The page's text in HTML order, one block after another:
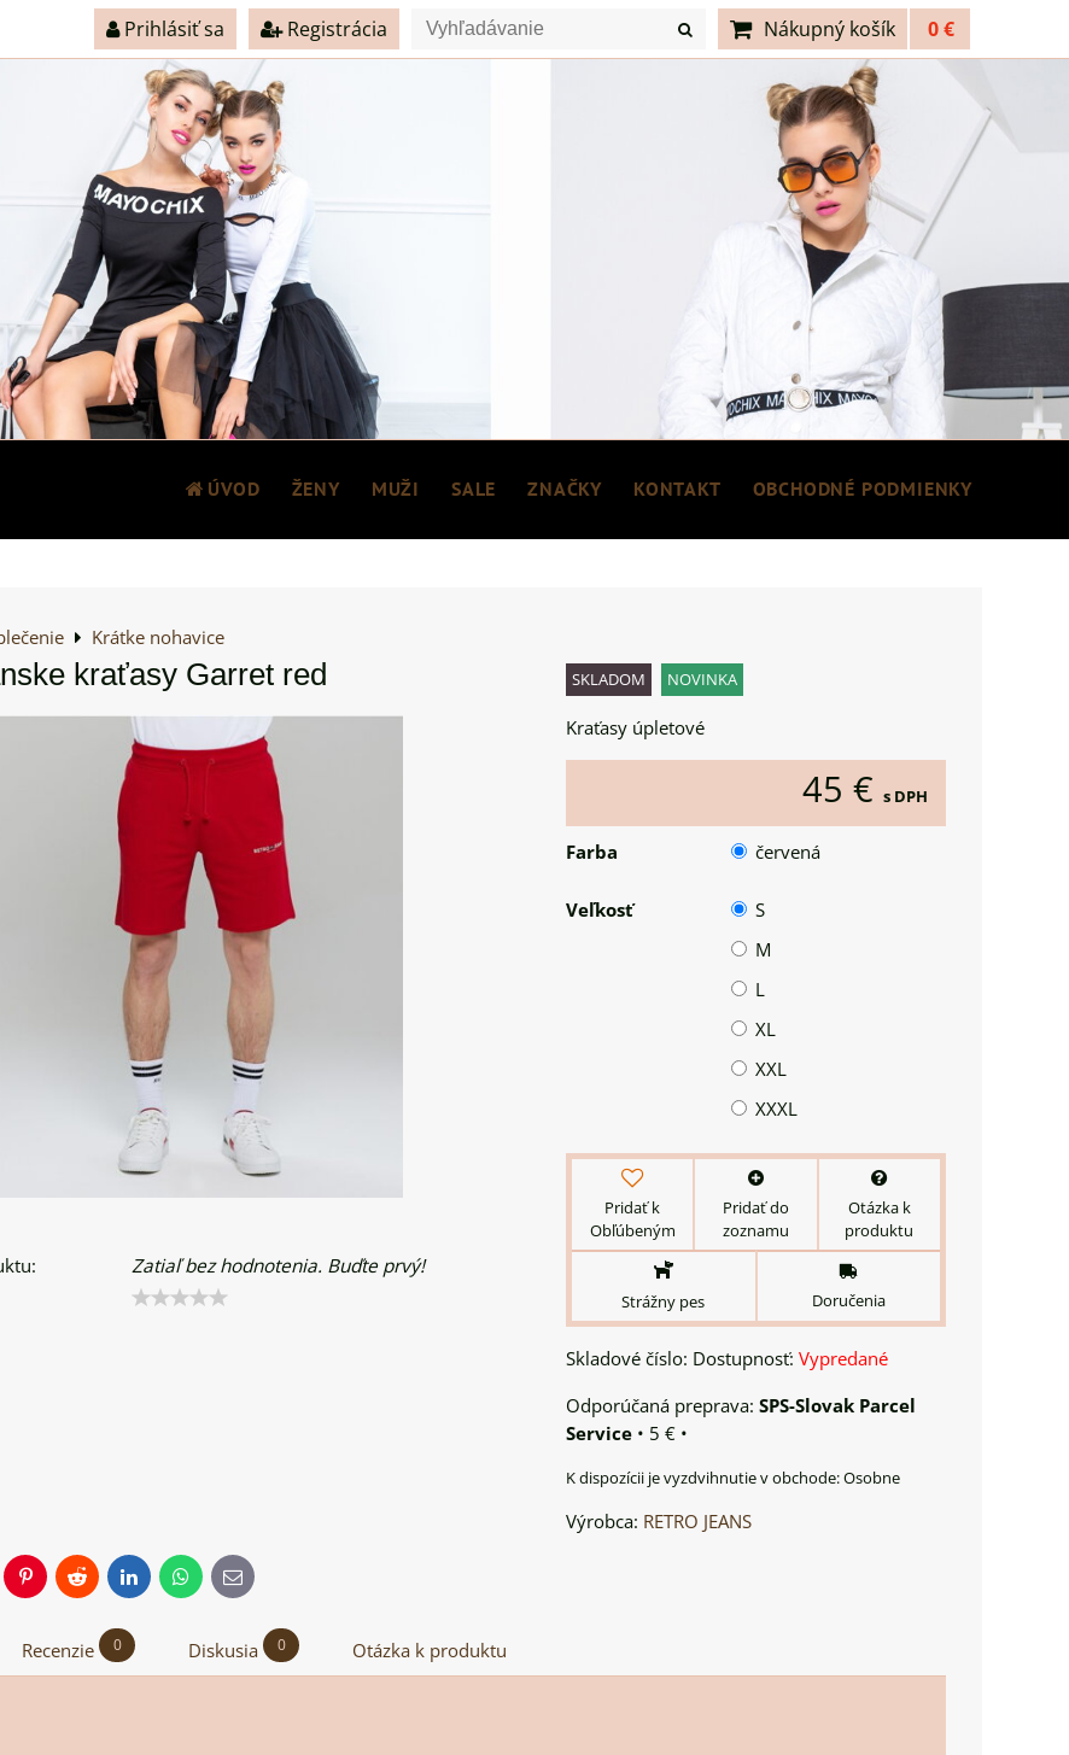
Prihlásiť sa Registrácia Nákupný košík 0 €
ÚVOD ŽENY MUŽI SALE ZNAČKY KONTAKT OBCHODNÉ PODMIENKY
Krátke nohavice
kraťasy Garret red
Zatiaľ bez hodnotenia. Buďte prvý!
SKLADOM NOVINKA
Kraťasy úpletové
45 € s DPH
Farba červená
Veľkosť
S
M
L
XL
XXL
XXXL
Pridať k
Obľúbeným
Pridať do
zoznamu
Otázka k
produktu
Strážny pes Doručenia
Skladové číslo: Dostupnosť: Vypredané
SPS-Slovak Parcel
Service • 5 € •
Osobne
Výrobca: RETRO JEANS
PinterestReddit LinkedInWhatsApp
E-
mail
Recenzie 0 Diskusia 0 Otázka k produktu